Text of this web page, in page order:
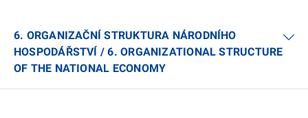
6. ORGANIZAČNÍ STRUKTURA NÁRODNÍHO
HOSPODÁŘSTVÍ / 6. ORGANIZATIONAL STRUCTURE
OF THE NATIONAL ECONOMY